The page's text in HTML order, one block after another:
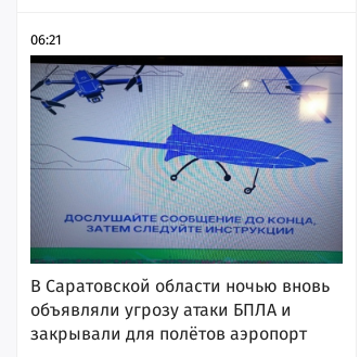
06:21
В Саратовской области ночью вновь
объявляли угрозу атаки БПЛА и
закрывали для полётов аэропорт